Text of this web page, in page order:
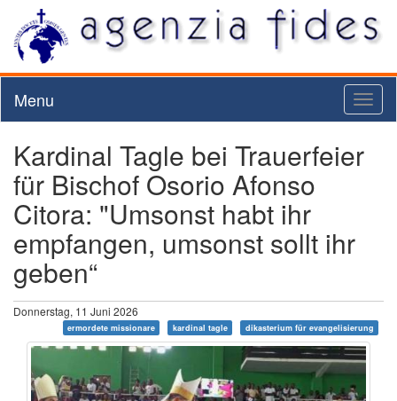
Menu
Kardinal Tagle bei Trauerfeier
für Bischof Osorio Afonso
Citora: "Umsonst habt ihr
empfangen, umsonst sollt ihr
geben“
Donnerstag, 11 Juni 2026
ermordete missionare kardinal tagle dikasterium für evangelisierung